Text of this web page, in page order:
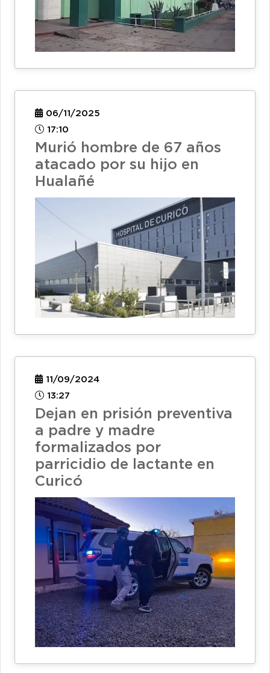
06/11/2025
17:10
Murió hombre de 67 años
atacado por su hijo en
Hualañé
11/09/2024
13:27
Dejan en prisión preventiva
a padre y madre
formalizados por
parricidio de lactante en
Curicó